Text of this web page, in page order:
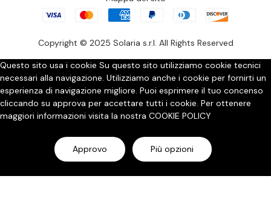
Copyright © 2025 Solaria s.r.l. All Rights Reserved
Questo sito usa i cookie Su questo sito utilizziamo cookie tecnici
necessari alla navigazione. Utilizziamo anche i cookie per fornirti un
esperienza di navigazione migliore. Puoi esprimere il tuo concenso
cliccando su approva per accettare tutti i cookie. Per ottenere
maggiori informazioni visita la nostra COOKIE POLICY
Approvo Più opzioni